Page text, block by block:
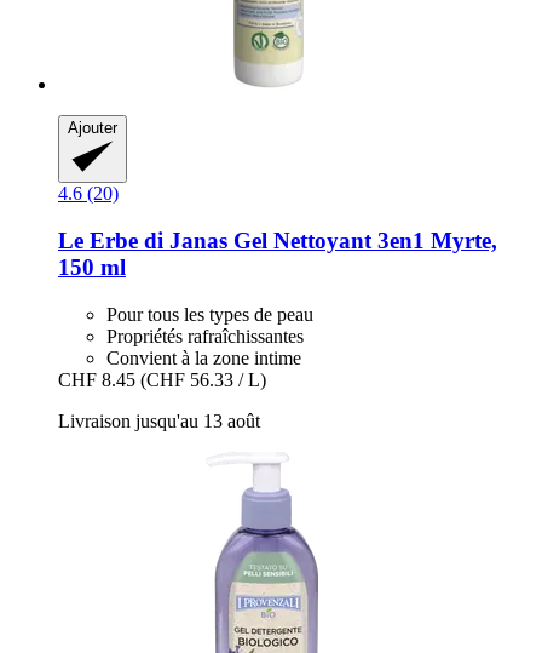
Ajouter
4.6 (20)
Le Erbe di Janas Gel Nettoyant 3en1 Myrte,
150 ml
Pour tous les types de peau
Propriétés rafraîchissantes
Convient à la zone intime
CHF 8.45 (CHF 56.33 / L)
Livraison jusqu'au 13 août